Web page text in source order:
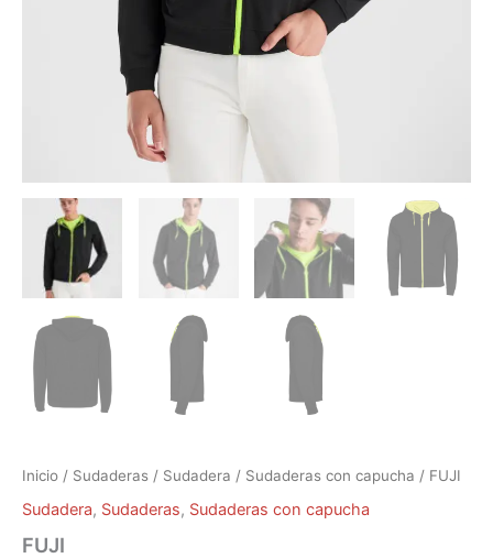
Inicio / Sudaderas / Sudadera / Sudaderas con capucha / FUJI
Sudadera, Sudaderas, Sudaderas con capucha
FUJI